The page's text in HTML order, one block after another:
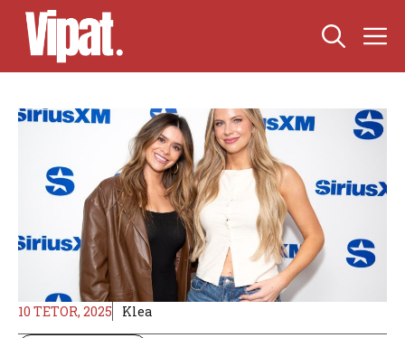
Skip
content
10 TETOR, 2025 Klea